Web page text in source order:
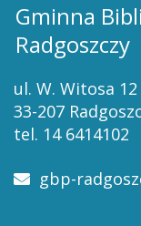
Gminna
Radgoszczy
ul. W. Witosa 12
33-207
tel. 14 6414102
gbp-